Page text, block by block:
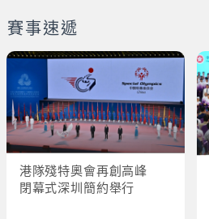
賽事速遞
港隊殘特奧會再創高峰
閉幕式深圳簡約舉行